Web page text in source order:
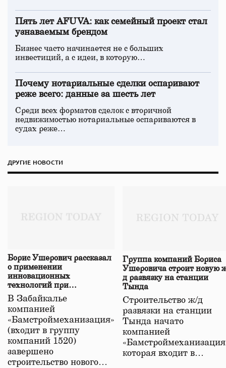
Пять лет AFUVA: как семейный проект стал
узнаваемым брендом
Бизнес часто начинается не с больших
инвестиций, а с идеи, в которую…
Почему нотариальные сделки оспаривают
реже всего: данные за шесть лет
Среди всех форматов сделок с вторичной
недвижимостью нотариальные оспариваются в
судах реже…
ДРУГИЕ НОВОСТИ
Борис Ушерович рассказал
о применении
инновационных
технологий при
строительстве нового моста
в Забайкалье
В Забайкалье
компанией
«Бамстроймеханизация»
(входит в группу
компаний 1520)
завершено
строительство нового…
Группа компаний Бориса
Ушеровича строит новую
д развязку на станции
Тында
Строительство ж/д
развязки на станции
Тында начато
компанией
которая входит в…